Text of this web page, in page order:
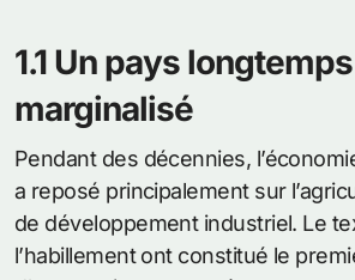
1.1 Un pays longtemps
marginalisé
Pendant des décennies,
a reposé principalement sur
de développement industriel. Le
l’habillement ont constitué le